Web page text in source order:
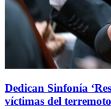
Dedican Sinfonía
víctimas del